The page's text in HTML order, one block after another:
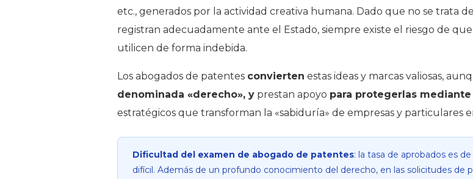
etc., generados por la actividad creativa humana. Dado que no se trata
registran adecuadamente ante el Estado, siempre existe el riesgo de
utilicen de forma indebida.
Los abogados de patentes convierten estas ideas y marcas valiosas,
denominada «derecho», y prestan apoyo para protegerlas
estratégicos que transforman la «sabiduría» de empresas y particulares
Dificultad del examen de abogado de patentes: la tasa de aprobados es
difícil. Además de un profundo conocimiento del derecho, en las solicitudes de